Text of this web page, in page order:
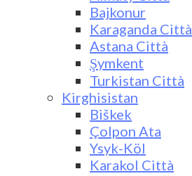
Bajkonur
Karaganda Città
Astana Città
Şymkent
Turkistan Città
Kirghisistan
Biškek
Çolpon Ata
Ysyk-Köl
Karakol Città